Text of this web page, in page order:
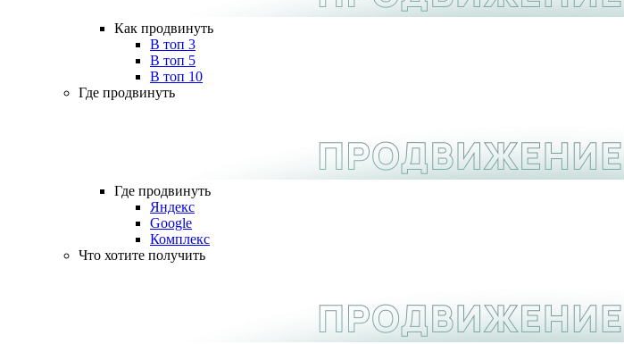
Как продвинуть
В топ 3
В топ 5
В топ 10
Где продвинуть
Где продвинуть
Яндекс
Google
Комплекс
Что хотите получить